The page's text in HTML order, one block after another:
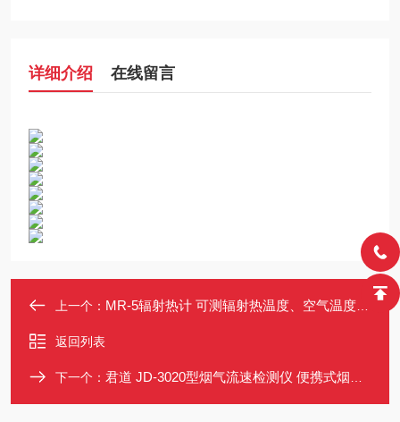
详细介绍 在线留言
上一个： MR-5辐射热计 可测辐射热温度、空气温度和皮肤温度 适用公共场所
返回列表
下一个： 君道 JD-3020型烟气流速检测仪 便携式烟气动压静压温度测量仪